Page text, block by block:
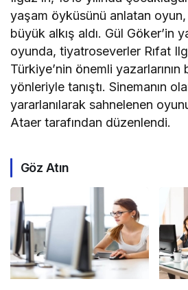
yaşam öyküsünü anlatan
büyük alkış aldı. Gül Göker’in
oyunda, tiyatroseverler Rıfat
Türkiye’nin önemli yazarlarının
yönleriyle tanıştı. Sinemanın
yararlanılarak sahnelenen
Ataer tarafından düzenlendi.
Göz Atın